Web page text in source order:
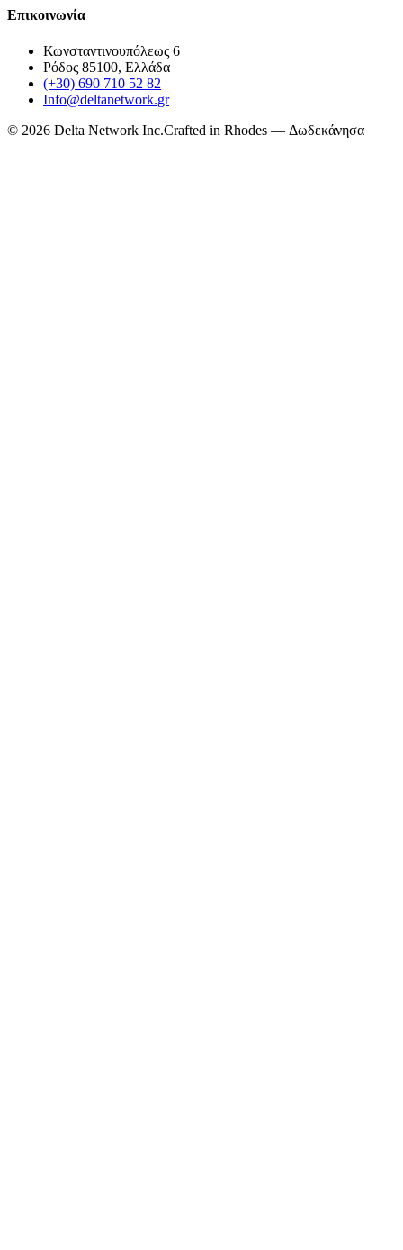
Επικοινωνία
Κωνσταντινουπόλεως 6
Ρόδος 85100, Ελλάδα
(+30) 690 710 52 82
Info@deltanetwork.gr
© 2026 Delta Network Inc.Crafted in Rhodes — Δωδεκάνησα